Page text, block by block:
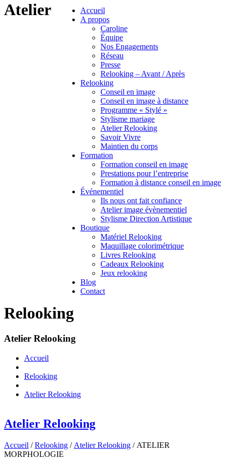
Accueil
A propos
Caroline
Équipe
Nos Engagements
Réseau
Presse
Relooking – Avant / Après
Relooking
Conseil en image
Conseil en image à distance
Programme « Stylé »
Stylisme mariage
Atelier Relooking
Savoir Vivre
Maintien du corps
Formation
Formation conseil en image
Prestations pour l’entreprise
Formation à distance conseil en image
Événementiel
Ils nous ont fait confiance
Atelier image évènementiel
Stylisme Direction Artistique
Boutique
Matériel Relooking
Maquillage colorimétrique
Livres Relooking
Cadeaux Relooking
Jeux relooking
Blog
Contact
Atelier
Relooking
Atelier Relooking
Accueil
Relooking
Atelier Relooking
Atelier Relooking
Accueil /Relooking / Atelier Relooking / ATELIER
MORPHOLOGIE